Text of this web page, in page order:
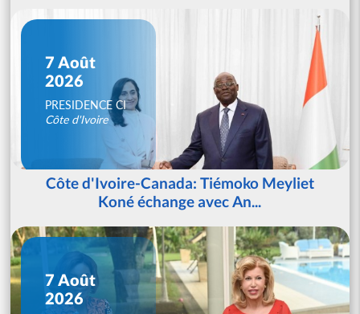
7 Août
2026
PRESIDENCE CI
Côte d'Ivoire
Côte d'Ivoire-Canada: Tiémoko Meyliet
Koné échange avec An...
7 Août
2026